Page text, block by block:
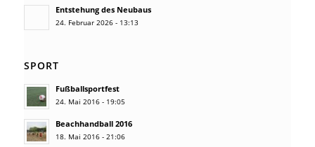
Entstehung des Neubaus
24. Februar 2026 - 13:13
SPORT
Fußballsportfest
24. Mai 2016 - 19:05
Beachhandball 2016
18. Mai 2016 - 21:06